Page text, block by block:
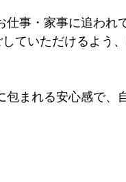
事・家事に追われ
ていただけるよう
まれる安心感で、